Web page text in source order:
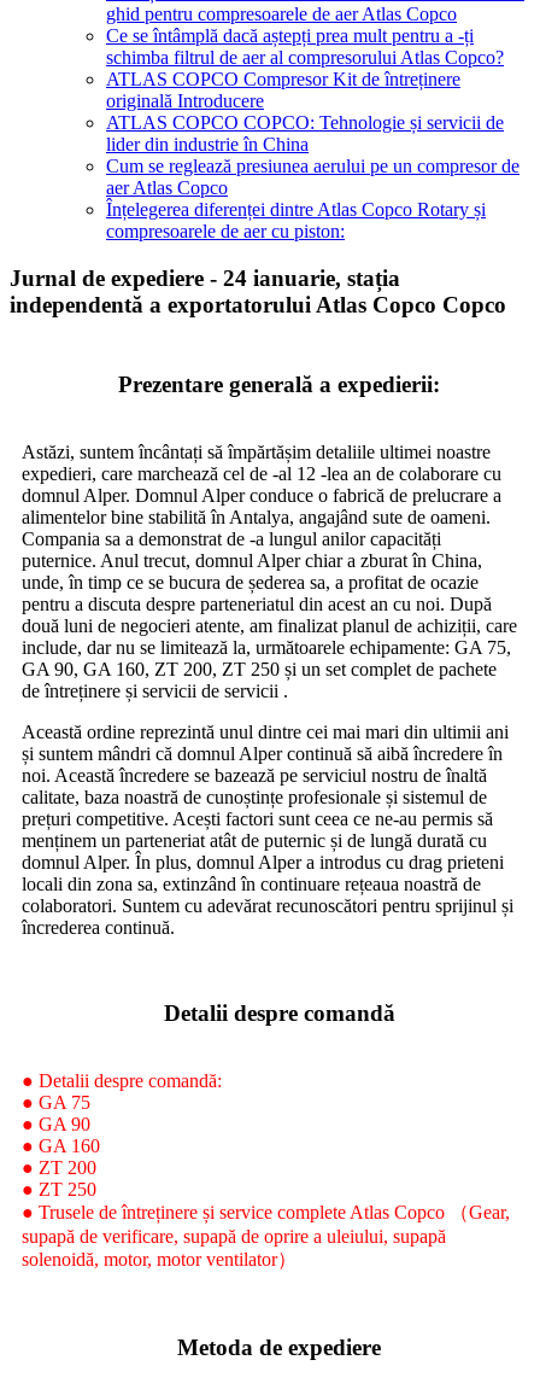
ghid pentru compresoarele de aer Atlas Copco
Ce se întâmplă dacă aștepți prea mult pentru a -ți
schimba filtrul de aer al compresorului Atlas Copco?
ATLAS COPCO Compresor Kit de întreținere
originală Introducere
ATLAS COPCO COPCO: Tehnologie și servicii de
lider din industrie în China
Cum se reglează presiunea aerului pe un compresor de
aer Atlas Copco
Înțelegerea diferenței dintre Atlas Copco Rotary și
compresoarele de aer cu piston:
Jurnal de expediere - 24 ianuarie, stația
independentă a exportatorului Atlas Copco Copco
Prezentare generală a expedierii:
Astăzi, suntem încântați să împărtășim detaliile ultimei noastre
expedieri, care marchează cel de -al 12 -lea an de colaborare cu
domnul Alper. Domnul Alper conduce o fabrică de prelucrare a
alimentelor bine stabilită în Antalya, angajând sute de oameni.
Compania sa a demonstrat de -a lungul anilor capacități
puternice. Anul trecut, domnul Alper chiar a zburat în China,
unde, în timp ce se bucura de șederea sa, a profitat de ocazie
pentru a discuta despre parteneriatul din acest an cu noi. După
două luni de negocieri atente, am finalizat planul de achiziții, care
include, dar nu se limitează la, următoarele echipamente: GA 75,
GA 90, GA 160, ZT 200, ZT 250 și un set complet de pachete
de întreținere și servicii de servicii .
Această ordine reprezintă unul dintre cei mai mari din ultimii ani
și suntem mândri că domnul Alper continuă să aibă încredere în
noi. Această încredere se bazează pe serviciul nostru de înaltă
calitate, baza noastră de cunoștințe profesionale și sistemul de
prețuri competitive. Acești factori sunt ceea ce ne-au permis să
menținem un parteneriat atât de puternic și de lungă durată cu
domnul Alper. În plus, domnul Alper a introdus cu drag prieteni
locali din zona sa, extinzând în continuare rețeaua noastră de
colaboratori. Suntem cu adevărat recunoscători pentru sprijinul și
încrederea continuă.
Detalii despre comandă
● Detalii despre comandă:
● GA 75
● GA 90
● GA 160
● ZT 200
● ZT 250
● Trusele de întreținere și service complete Atlas Copco （Gear,
supapă de verificare, supapă de oprire a uleiului, supapă
solenoidă, motor, motor ventilator）
Metoda de expediere